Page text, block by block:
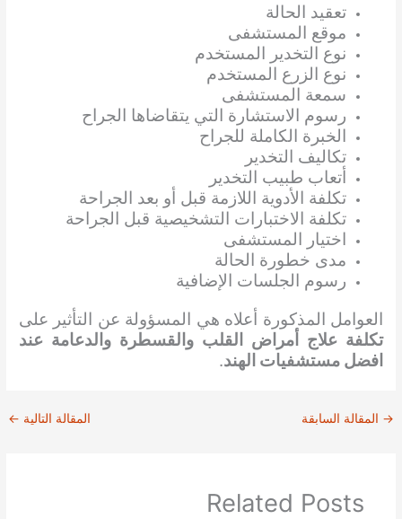
تعقيد الحالة
موقع المستشفى
نوع التخدير المستخدم
نوع الزرع المستخدم
سمعة المستشفى
رسوم الاستشارة التي يتقاضاها الجراح
الخبرة الكاملة للجراح
تكاليف التخدير
أتعاب طبيب التخدير
تكلفة الأدوية اللازمة قبل أو بعد الجراحة
تكلفة الاختبارات التشخيصية قبل الجراحة
اختيار المستشفى
مدى خطورة الحالة
رسوم الجلسات الإضافية
العوامل المذكورة أعلاه هي المسؤولة عن التأثير على
تكلفة علاج أمراض القلب والقسطرة والدعامة عند
افضل مستشفيات الهند.
→ المقالة السابقة المقالة التالية ←
Related Posts